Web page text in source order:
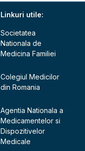
Linkuri utile:
Societatea
Nationala de
Medicina Familiei
Colegiul Medicilor
din Romania
Agentia Nationala a
Medicamentelor si
Dispozitivelor
Medicale